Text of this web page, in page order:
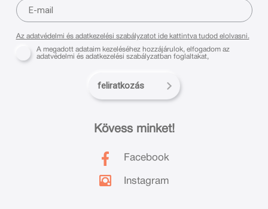
Kövess minket!
Facebook
Instagram
Az adatvédelmi és adatkezelési szabályzatot ide kattintva tudod elolvasni.
A megadott adataim kezeléséhez hozzájárulok, elfogadom az
adatvédelmi és adatkezelési szabályzatban foglaltakat,
feliratkozás